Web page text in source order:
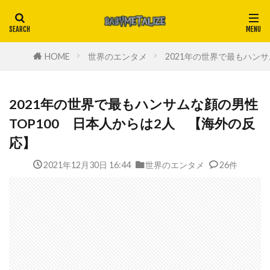
HOME 世界のエンタメ 2021年の世界で最もハン
2021年の世界で最もハンサムな顔の男性
TOP100 日本人からは2人 【海外の反
応】
2021年12月30日 16:44 世界のエンタメ 26件